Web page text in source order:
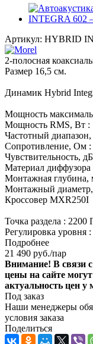
Артикул: HYBRID
2-полосная
Размер 16,5 см.
Динамик Hybrid
Мощность
Мощность RMS, Вт :
Частотный
Сопротивление, Ом :
Чувствительность,
Материал диффузора
Монтажная глубина,
Монтажный
Кроссовер MXR250I
Точка раздела : 2200
Регулировка
Подробнее
21 490 руб./пар
Внимание! В связи
цены на сайте
актуальность цен у
Под заказ
Наши менеджеры
условия заказа
Поделиться